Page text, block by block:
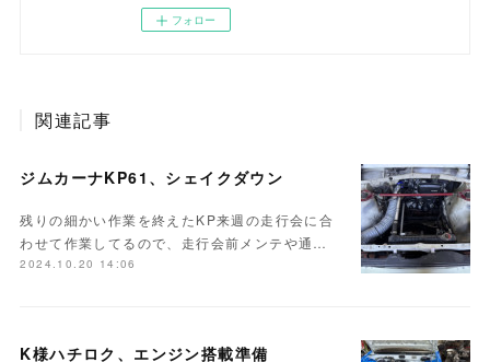
フォロー
関連記事
ジムカーナKP61、シェイクダウン
残りの細かい作業を終えたKP来週の走行会に合
わせて作業してるので、走行会前メンテや通…
2024.10.20 14:06
K様ハチロク、エンジン搭載準備